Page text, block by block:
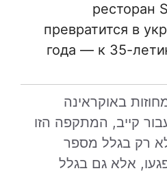
ресторан
превратится в
года — к 35-
באוקראינה
קייב, המתקפה הזו
רק בגלל מספר
אלא גם בגלל